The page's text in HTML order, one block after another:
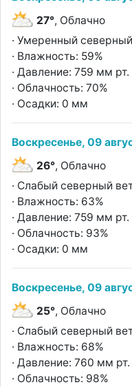
27°, Облачно
· Умеренный
· Влажность: 59%
· Давление: 759 мм рт.
· Облачность: 70%
· Осадки: 0 мм
Воскресенье, 09
26°, Облачно
· Слабый северный
· Влажность: 63%
· Давление: 759 мм рт.
· Облачность: 93%
· Осадки: 0 мм
Воскресенье, 09
25°, Облачно
· Слабый северный
· Влажность: 68%
· Давление: 760 мм рт.
· Облачность: 98%